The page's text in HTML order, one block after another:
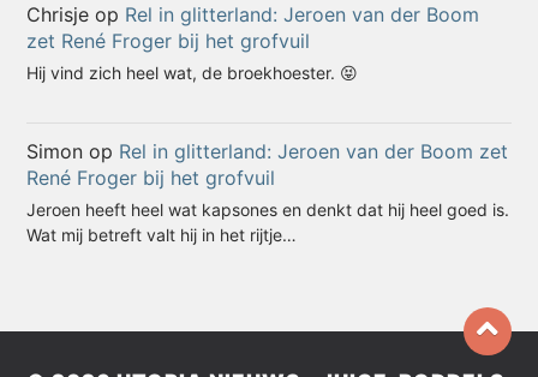
Chrisje op Rel in glitterland: Jeroen van der Boom
zet René Froger bij het grofvuil
Hij vind zich heel wat, de broekhoester. 😝
Simon op Rel in glitterland: Jeroen van der Boom zet
René Froger bij het grofvuil
Jeroen heeft heel wat kapsones en denkt dat hij heel goed is.
Wat mij betreft valt hij in het rijtje…